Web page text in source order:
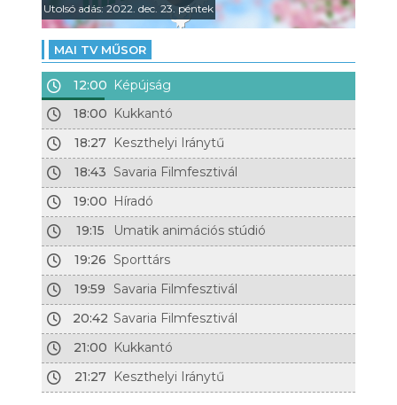
Utolsó adás: 2022. dec. 23. péntek
MAI TV MŰSOR
12:00 Képújság
18:00 Kukkantó
18:27 Keszthelyi Iránytű
18:43 Savaria Filmfesztivál
19:00 Híradó
19:15
Umatik animációs stúdió
19:26 Sporttárs
19:59
Savaria Filmfesztivál
20:42 Savaria Filmfesztivál
21:00 Kukkantó
21:27 Keszthelyi Iránytű